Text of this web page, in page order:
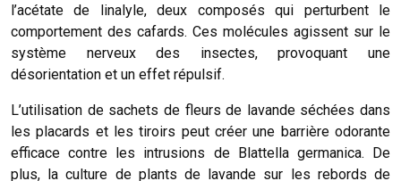
l’acétate de linalyle, deux composés qui perturbent le
comportement des cafards. Ces molécules agissent sur le
système nerveux des insectes, provoquant une
désorientation et un effet répulsif.
L’utilisation de sachets de fleurs de lavande séchées dans
les placards et les tiroirs peut créer une barrière odorante
efficace contre les intrusions de Blattella germanica. De
plus, la culture de plants de lavande sur les rebords de